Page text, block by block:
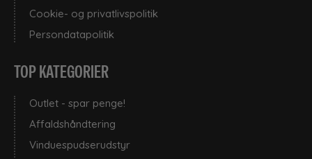
Cookie- og privatlivspolitik
Persondatapolitik
TOP KATEGORIER
Outlet - spar penge!
Affaldshåndtering
Vinduespudserudstyr